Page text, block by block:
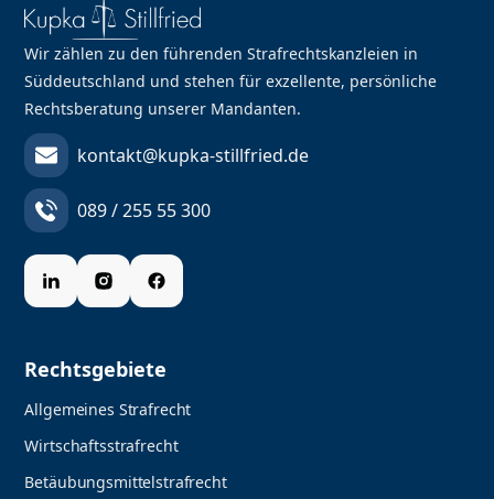
Wir zählen zu den führenden Strafrechtskanzleien in
Süddeutschland und stehen für exzellente, persönliche
Rechtsberatung unserer Mandanten.
kontakt@kupka-stillfried.de
089 / 255 55 300
Rechtsgebiete
Allgemeines Strafrecht
Wirtschaftsstrafrecht
Betäubungsmittelstrafrecht